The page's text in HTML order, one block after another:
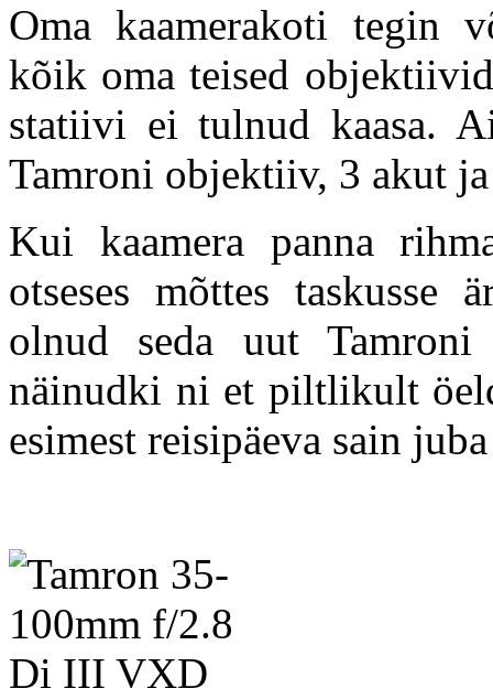
Oma kaamerakoti tegin
kõik oma teised
statiivi ei tulnud kaasa.
Tamroni objektiiv, 3 akut
Kui kaamera panna
otseses mõttes taskusse
olnud seda uut
näinudki ni et piltlikult
esimest reisipäeva sain